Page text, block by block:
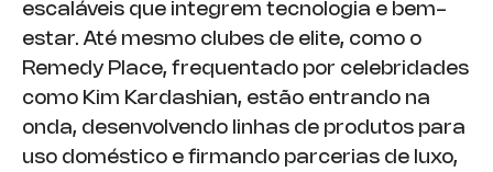
escaláveis que integrem tecnologia e bem-
estar. Até mesmo clubes de elite, como o
Remedy Place, frequentado por celebridades
como Kim Kardashian, estão entrando na
onda, desenvolvendo linhas de produtos para
uso doméstico e firmando parcerias de luxo,